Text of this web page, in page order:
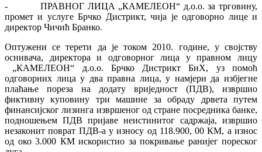
- ПРАВНОГ ЛИЦА „КАМЕЛЕОН“ д.о.о. за трговину,
промет и услуге Брчко Дистрикт, чија је одговорно лице и
директор Чичић Бранко.
Оптужени се терети да је током 2010. године, у својству
оснивача, директора и одговорног лица у правном лицу
„КАМЕЛЕОН“ д.о.о. Брчко Дистрикт БиХ, уз помоћ
одговорних лица у два правна лица, у намјери да избјегне
плаћање пореза на додату вриједност (ПДВ), извршио
фиктивну куповину три машине за обраду дрвета путем
финансијског лизинга извршеног од стране посредника банке,
подношењем ПДВ пријаве неистинитог садржаја, извршио
незаконит поврат ПДВ-а у износу од 118.900, 00 КМ, а износ
од око 3.000 КМ искористио за покривање ранијег пореског